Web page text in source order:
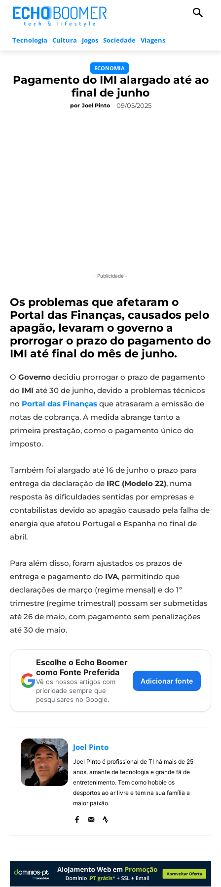
Tecnologia Cultura Jogos Sociedade Viagens
ECONOMIA
Pagamento do IMI alargado até ao
final de junho
por Joel Pinto 09/05/2025
- Publicidade -
Os problemas que afetaram o
Portal das Finanças, causados pelo
apagão, levaram o governo a
prorrogar o prazo do pagamento do
IMI até final do mês de junho.
O Governo decidiu prorrogar o prazo de pagamento
do IMI até 30 de junho, devido a problemas técnicos
no Portal das Finanças que atrasaram a emissão de
notas de cobrança. A medida abrange tanto a
primeira prestação, como o pagamento único do
imposto.
Também foi alargado até 16 de junho o prazo para
entrega da declaração de IRC (Modelo 22), numa
resposta às dificuldades sentidas por empresas e
contabilistas devido ao apagão causado pela falha de
energia que afetou Portugal e Espanha no final de
abril.
Para além disso, foram ajustados os prazos de
entrega e pagamento do IVA, permitindo que
declarações de março (regime mensal) e do 1º
trimestre (regime trimestral) possam ser submetidas
até 26 de maio, com pagamento sem penalizações
até 30 de maio.
Escolhe o Echo Boomer
como Fonte Preferida
Vê os nossos artigos com
prioridade sempre que
pesquisares no Google.
Adicionar fonte
Joel Pinto
Joel Pinto é profissional de TI há mais de 25
anos, amante de tecnologia e grande fã de
entretenimento. Tem como hobbie os
desportos ao ar livre e tem na sua família a
maior paixão.